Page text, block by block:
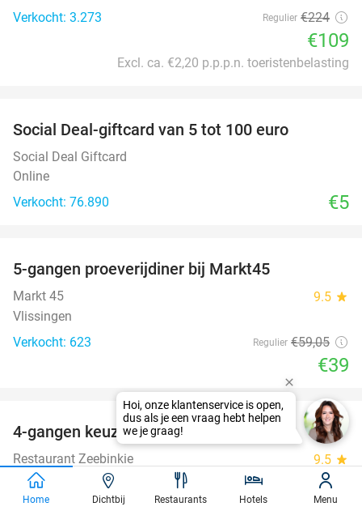
Verkocht: 3.273
Regulier €224
€109
Excl. ca. €2,20 p.p.p.n. toeristenbelasting
Social Deal-giftcard van 5 tot 100 euro
Social Deal Giftcard
Online
Verkocht: 76.890
€5
5-gangen proeverijdiner bij Markt45
Markt 45 9.5 star
Vlissingen
Verkocht: 623
Regulier €59,05
€39
45%
4-gangen keuzediner bij Zeebinkie
Restaurant Zeebinkie 9.5 star
Burgh-Haamstede
Verkocht: 1.097
Regulier ,95
Home Dichtbij Restaurants Hotels Menu